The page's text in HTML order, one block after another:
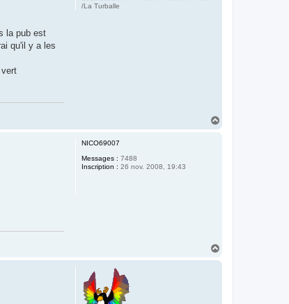
/La Turballe
la pub est
qu'il y a les
NICO69007
Messages : 7488
Inscription : 26 nov. 2008, 19:43